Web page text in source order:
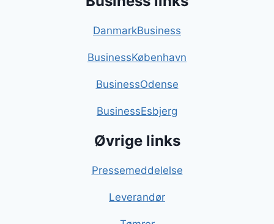
DanmarkBusiness
BusinessKøbenhavn
BusinessOdense
BusinessEsbjerg
Øvrige links
Pressemeddelelse
Leverandør